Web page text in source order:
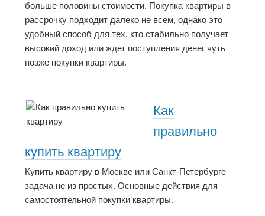
больше половины стоимости. Покупка квартиры в
рассрочку подходит далеко не всем, однако это
удобный способ для тех, кто стабильно получает
высокий доход или ждет поступления денег чуть
позже покупки квартиры.
Как
правильно
купить квартиру
Купить квартиру в Москве или Санкт-Петербурге
задача не из простых. Основные действия для
самостоятельной покупки квартиры.